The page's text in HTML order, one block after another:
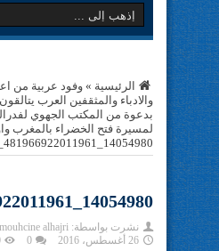
الرئيسية » وفود عربية من
والادباء والمثقفين العرب
بدعوة من المكتب الجهوي
لمسيرة فتح الخضراء بالمغرب
14054980_481966922011961_8924291265525573049_n
14054980_481966922011961_8924291265525573049_n
نشرت بواسطة: mouhcine alhajri
26 أغسطس، 2016
0